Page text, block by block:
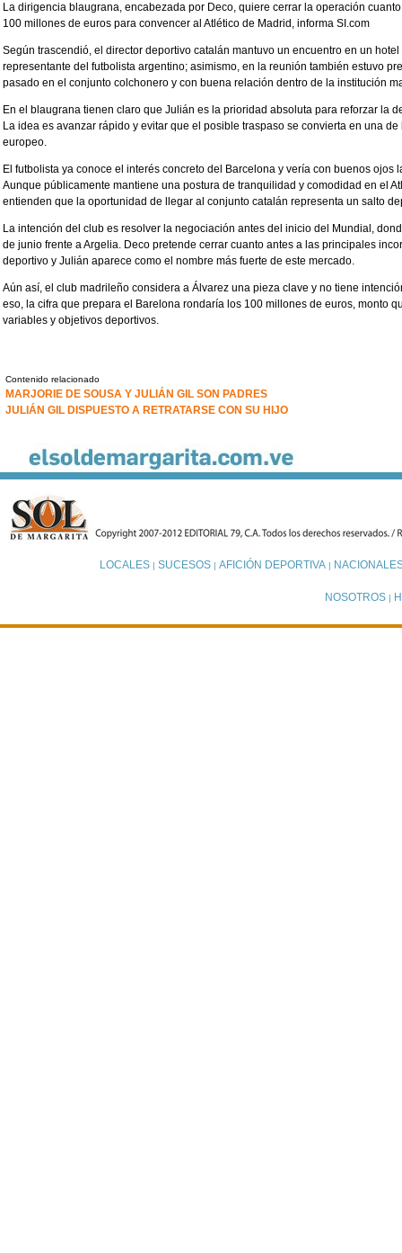
La dirigencia blaugrana, encabezada por Deco, quiere cerrar la operación
100 millones de euros para convencer al Atlético de Madrid, informa SI.com
Según trascendió, el director deportivo catalán mantuvo un encuentro en un
representante del futbolista argentino; asimismo, en la reunión también estuvo
pasado en el conjunto colchonero y con buena relación dentro de la institución
En el blaugrana tienen claro que Julián es la prioridad absoluta para reforzar la
La idea es avanzar rápido y evitar que el posible traspaso se convierta en una
europeo.
El futbolista ya conoce el interés concreto del Barcelona y vería con buenos ojos
Aunque públicamente mantiene una postura de tranquilidad y comodidad en el
entienden que la oportunidad de llegar al conjunto catalán representa un salto
La intención del club es resolver la negociación antes del inicio del Mundial,
de junio frente a Argelia. Deco pretende cerrar cuanto antes a las principales
deportivo y Julián aparece como el nombre más fuerte de este mercado.
Aún así, el club madrileño considera a Álvarez una pieza clave y no tiene
eso, la cifra que prepara el Barelona rondaría los 100 millones de euros, monto
variables y objetivos deportivos.
Contenido relacionado
MARJORIE DE SOUSA Y JULIÁN GIL SON PADRES
JULIÁN GIL DISPUESTO A RETRATARSE CON SU HIJO
LOCALES| SUCESOS| AFICIÓN DEPORTIVA|
NOSOTROS |